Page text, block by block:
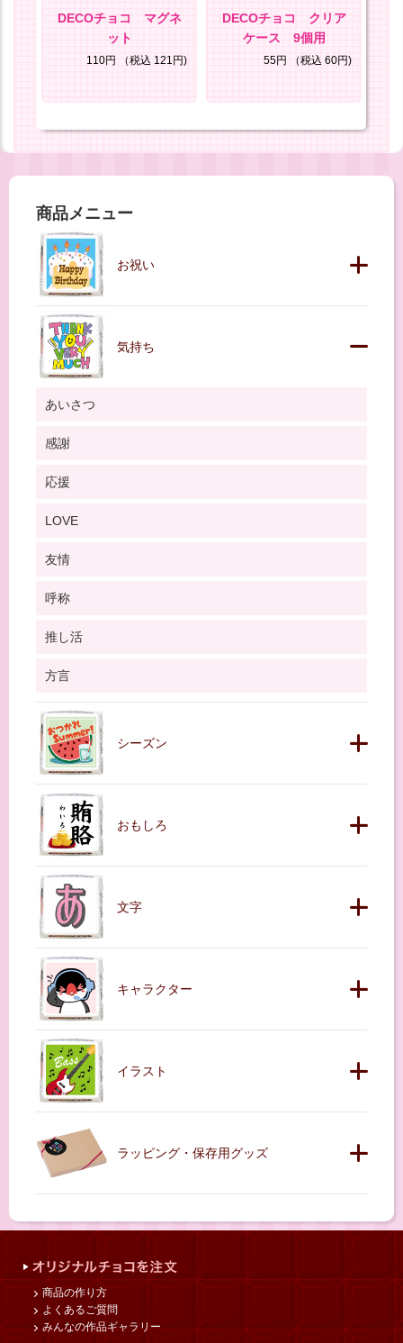
DECOチョコ マグネ
ット
110円 （税込 121円)
DECOチョコ クリア
ケース 9個用
55円 （税込 60円)
商品メニュー
お祝い
気持ち
あいさつ
感謝
応援
LOVE
友情
呼称
推し活
方言
シーズン
おもしろ
文字
キャラクター
イラスト
ラッピング・保存用グッズ
商品の作り方
よくあるご質問
みんなの作品ギャラリー